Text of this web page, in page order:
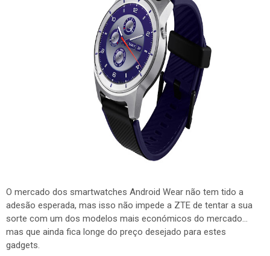
O mercado dos smartwatches Android Wear não tem tido a
adesão esperada, mas isso não impede a ZTE de tentar a sua
sorte com um dos modelos mais económicos do mercado...
mas que ainda fica longe do preço desejado para estes
gadgets.